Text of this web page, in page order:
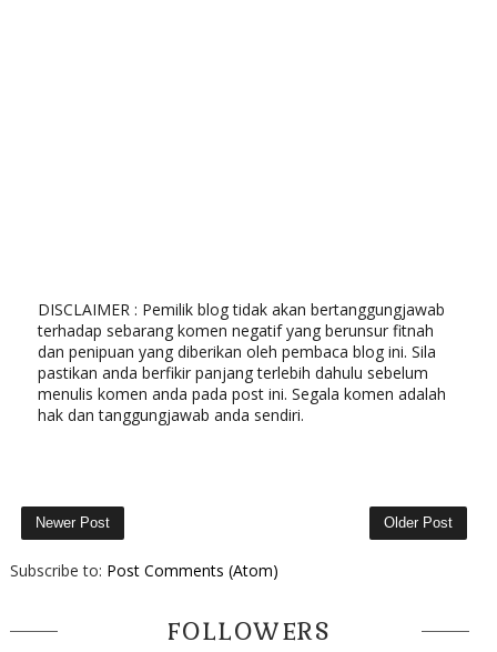
DISCLAIMER : Pemilik blog tidak akan bertanggungjawab
terhadap sebarang komen negatif yang berunsur fitnah
dan penipuan yang diberikan oleh pembaca blog ini. Sila
pastikan anda berfikir panjang terlebih dahulu sebelum
menulis komen anda pada post ini. Segala komen adalah
hak dan tanggungjawab anda sendiri.
Newer Post Older Post
Subscribe to: Post Comments (Atom)
FOLLOWERS